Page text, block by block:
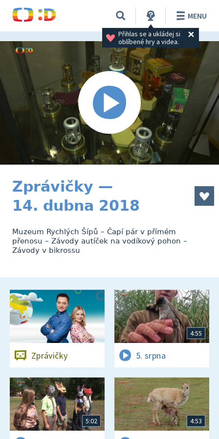
Přihlas se a ukládej si
oblíbené hry a videa.
MENU
Zprávičky —
14. dubna 2018
Muzeum Rychlých Šípů – Čapí pár v přímém
přenosu – Závody autíček na vodíkový pohon –
Závody v bikrossu
Zprávičky
4:55
5. srpna
5:02 4:53